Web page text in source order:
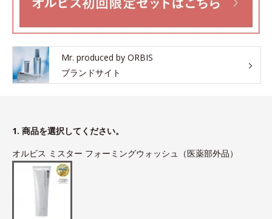
Mr. produced by ORBIS
ブランドサイト
1. 商品を選択してください。
オルビス ミスター フォーミングウォッシュ（医薬部外品）